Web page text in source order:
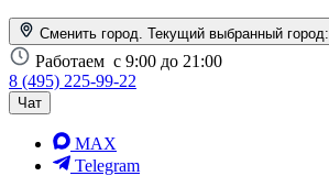
Сменить город. Текущий выбранный город:
Работаем с 9:00 до 21:00
8 (495) 225-99-22
Чат
MAX
Telegram